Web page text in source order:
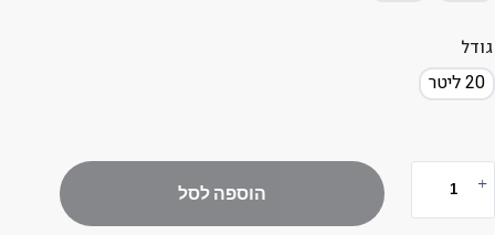
גודל
20 ליטר
הוספה לסל